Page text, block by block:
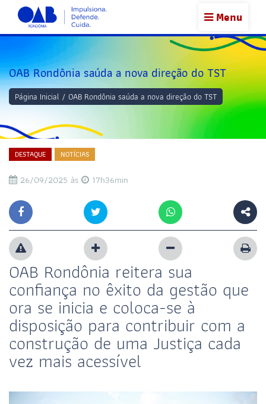
Menu
OAB Rondônia saúda a nova direção do TST
Página Inicial / OAB Rondônia saúda a nova direção do TST
DESTAQUE NOTÍCIAS
26/09/2025 às 17h36min
OAB Rondônia reitera sua
confiança no êxito da gestão que
ora se inicia e coloca-se à
disposição para contribuir com a
construção de uma Justiça cada
vez mais acessível